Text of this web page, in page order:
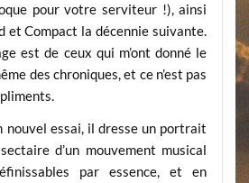
pour votre serviteur !), ainsi
et Compact la décennie suivante.
est de ceux qui m’ont donné le
des chroniques, et ce n’est pas
nouvel essai, il dresse un portrait
d’un mouvement musical
par essence, et en